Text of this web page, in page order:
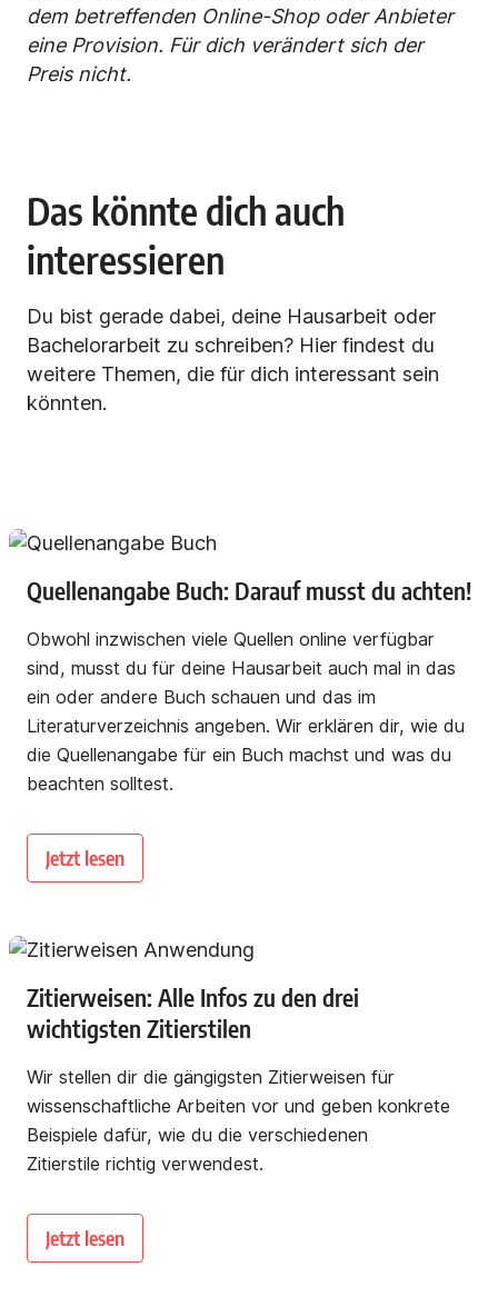
dem betreffenden Online-Shop oder Anbieter
eine Provision. Für dich verändert sich der
Preis nicht.
Das könnte dich auch
interessieren
Du bist gerade dabei, deine Hausarbeit oder
Bachelorarbeit zu schreiben? Hier findest du
weitere Themen, die für dich interessant sein
könnten.
Quellenangabe Buch: Darauf musst du achten!
Obwohl inzwischen viele Quellen online verfügbar
sind, musst du für deine Hausarbeit auch mal in das
ein oder andere Buch schauen und das im
Literaturverzeichnis angeben. Wir erklären dir, wie du
die Quellenangabe für ein Buch machst und was du
beachten solltest.
Jetzt lesen
Zitierweisen: Alle Infos zu den drei
wichtigsten Zitierstilen
Wir stellen dir die gängigsten Zitierweisen für
wissenschaftliche Arbeiten vor und geben konkrete
Beispiele dafür, wie du die verschiedenen
Zitierstile richtig verwendest.
Jetzt lesen